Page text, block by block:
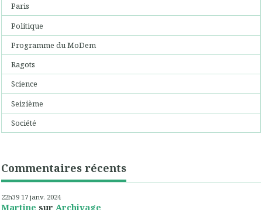
Paris
Politique
Programme du MoDem
Ragots
Science
Seizième
Société
Commentaires récents
22h39 17 janv. 2024
Martine sur Archivage